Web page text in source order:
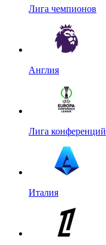
Лига чемпионов
Англия
Лига конференций
Италия